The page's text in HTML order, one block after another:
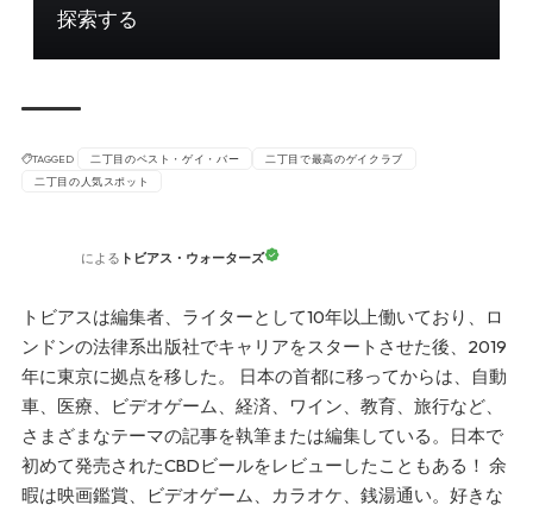
探索する
TAGGED 二丁目のベスト・ゲイ・バー
二丁目で最高のゲイクラブ
二丁目の人気スポット
による トビアス・ウォーターズ
トビアスは編集者、ライターとして10年以上働いており、ロ
ンドンの法律系出版社でキャリアをスタートさせた後、2019
年に東京に拠点を移した。 日本の首都に移ってからは、自動
車、医療、ビデオゲーム、経済、ワイン、教育、旅行など、
さまざまなテーマの記事を執筆または編集している。日本で
初めて発売されたCBDビールをレビューしたこともある！ 余
暇は映画鑑賞、ビデオゲーム、カラオケ、銭湯通い。好きな